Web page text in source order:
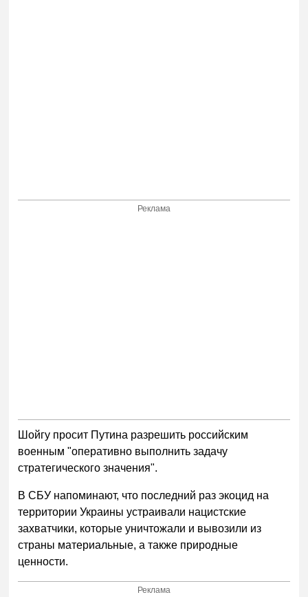
Реклама
Шойгу просит Путина разрешить российским
военным "оперативно выполнить задачу
стратегического значения".
В СБУ напоминают, что последний раз экоцид на
территории Украины устраивали нацистские
захватчики, которые уничтожали и вывозили из
страны материальные, а также природные
ценности.
Реклама